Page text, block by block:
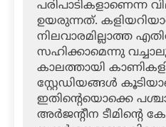
പരിപാടികളാണെന്ന
ഉയരുന്നത്.
നിലവാരമില്ലാത്ത
സഹിക്കാമെന്നു
കാലത്തായി
സ്റ്റേഡിയങ്ങള്‍
ഇതിന്റെയൊക്കെ
അര്‍ജന്റീന ടീമിന്റെ